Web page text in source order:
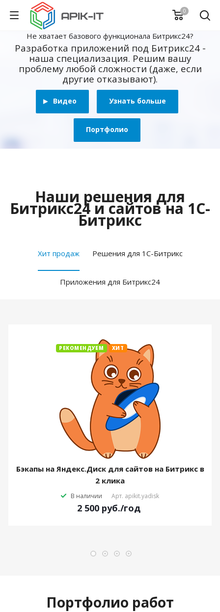
0
Не хватает базового функционала Битрикс24?
Разработка приложений под Битрикс24 -
наша специализация. Решим вашу
проблему любой сложности (даже, если
другие отказывают).
Видео Узнать больше
Портфолио
Наши решения для
Битрикс24 и сайтов на 1С-
Битрикс
Хит продаж Решения для 1С-Битрикс
Приложения для Битрикс24
РЕКОМЕНДУЕМ ХИТ
Бэкапы на Яндекс.Диск для сайтов на Битрикс в
2 клика
В наличии Арт. apikit.yadisk
2 500 руб./год
Портфолио работ